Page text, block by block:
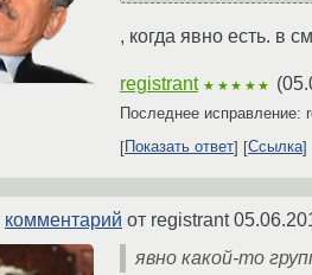
, когда явно есть. в
registrant ★★★★★ (
Последнее исправление:
Показать ответ
Ссылка
комментарий от registrant
явно какой-то